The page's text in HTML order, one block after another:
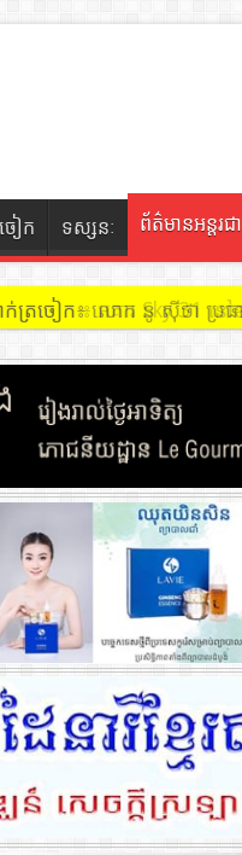
ៀក ទស្សនៈ ព័ត៌មានអន្តរជ
ក់ត្រចៀក ៖ អគារ Sky 31